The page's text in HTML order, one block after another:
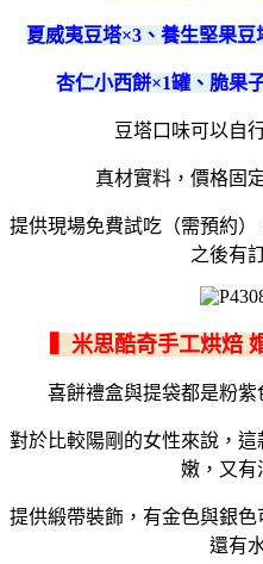
夏威夷豆塔×3、養生堅果
杏仁小西餅×1罐、脆果
豆塔口味可以自
真材實料，價格固
提供現場免費試吃（需預約）
之後有
▍米思酷奇手工烘焙
喜餅禮盒與提袋都是粉
對於比較陽剛的女性來說，
嫩，又有
提供緞帶裝飾，有金色與銀
還有